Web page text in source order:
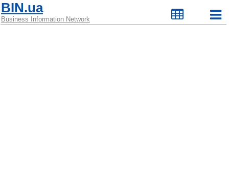
BIN.ua
Business Information Network